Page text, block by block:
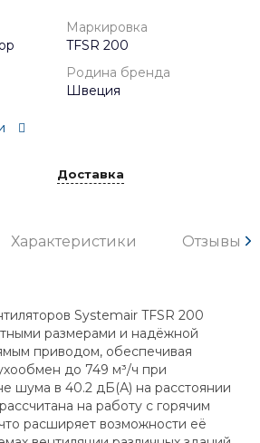
Маркировка
TFSR 200
Родина бренда
Швеция
Доставка
Характеристики Отзывы
Systemair TFSR 200
размерами и надёжной
приводом, обеспечивая
до 749 м³/ч при
шума в 40.2 дБ(А) на расстоянии
на работу с горячим
расширяет возможности её